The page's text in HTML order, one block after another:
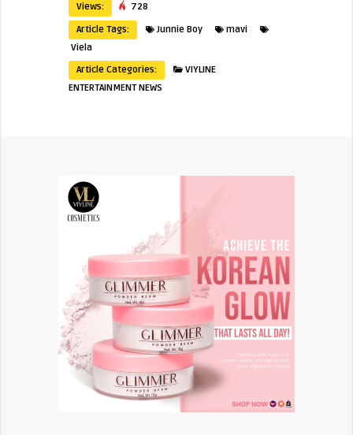
Views:
728
Article Tags:
Junnie Boy
mavi
Viela
Article Categories:
VIYLINE
ENTERTAINMENT NEWS